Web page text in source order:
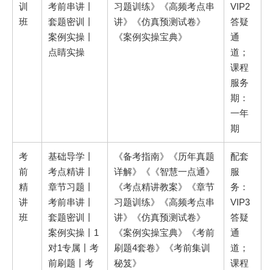
训
班
考前串讲丨
套题密训丨
案例实操丨
点睛实操
习题训练》《高频考点串
讲》《仿真预测试卷》
《案例实操宝典》
VIP2
答疑
通
道；
课程
服务
期：
一年
期
考
前
精
讲
班
基础导学丨
考点精讲丨
章节习题丨
考前串讲丨
套题密训丨
案例实操丨1
对1专属丨考
前刷题丨考
《备考指南》《历年真题
详解》《《智慧一点通》
《考点精讲教案》《章节
习题训练》《高频考点串
讲》《仿真预测试卷》
《案例实操宝典》《考前
刷题4套卷》《考前集训
秘笈》
配套
服
务：
VIP3
答疑
通
道；
课程